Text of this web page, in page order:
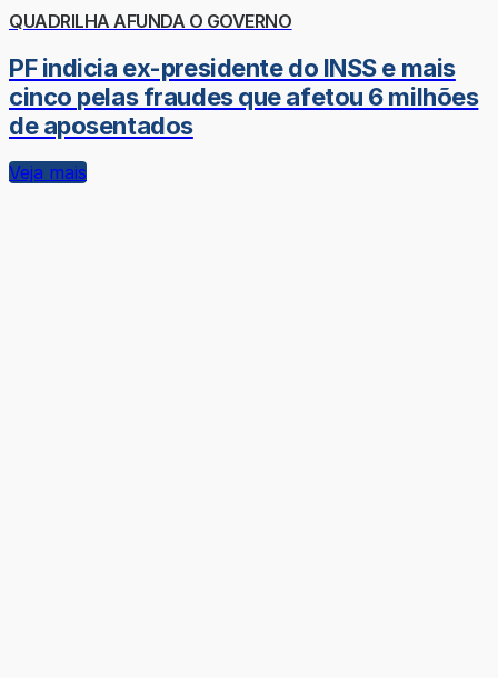
QUADRILHA AFUNDA O GOVERNO
PF indicia ex-presidente do INSS e mais
cinco pelas fraudes que afetou 6 milhões
de aposentados
Veja mais